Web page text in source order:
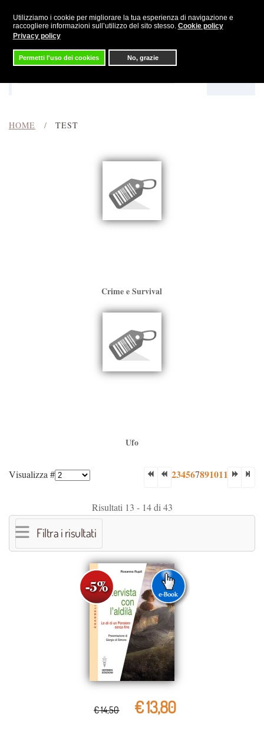
Utilizziamo i cookie per migliorare la tua esperienza di navigazione e
raccogliere informazioni sull’utilizzo del sito stesso. Cookie policy
Privacy policy
Permetti l'uso dei cookies No, grazie
Skip to main content
HOME TEST
Crime e Survival
Ufo
Visualizza # 234567891011
Risultati 13 - 14 di 43
Filtra i risultati
€ 14,50 € 13,80